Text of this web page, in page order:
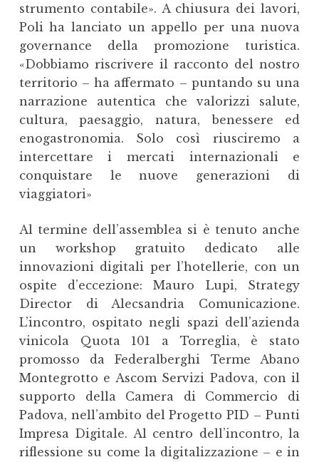
strumento contabile». A chiusura dei lavori,
Poli ha lanciato un appello per una nuova
governance della promozione turistica.
«Dobbiamo riscrivere il racconto del nostro
territorio – ha affermato – puntando su una
narrazione autentica che valorizzi salute,
cultura, paesaggio, natura, benessere ed
enogastronomia. Solo così riusciremo a
intercettare i mercati internazionali e
conquistare le nuove generazioni di
viaggiatori»
Al termine dell’assemblea si è tenuto anche
un workshop gratuito dedicato alle
innovazioni digitali per l’hotellerie, con un
ospite d’eccezione: Mauro Lupi, Strategy
Director di Alecsandria Comunicazione.
L’incontro, ospitato negli spazi dell’azienda
vinicola Quota 101 a Torreglia, è stato
promosso da Federalberghi Terme Abano
Montegrotto e Ascom Servizi Padova, con il
supporto della Camera di Commercio di
Padova, nell’ambito del Progetto PID – Punti
Impresa Digitale. Al centro dell’incontro, la
riflessione su come la digitalizzazione – e in